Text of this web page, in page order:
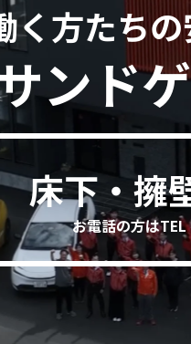
く方たち
ンド
床下・擁
お電話の方は